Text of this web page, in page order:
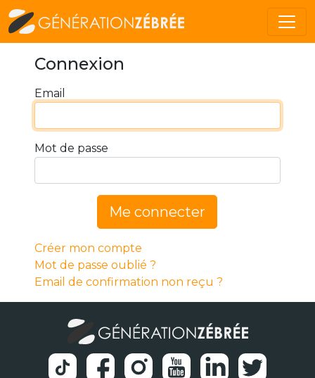
Connexion
Email
Mot de passe
Me connecter
Créer mon compte
Mot de passe oublié ?
Email de confirmation non reçu ?